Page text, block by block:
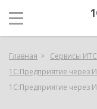
Главная
Сервисы ИТС
1С:Предприятие через
1С:Предприятие через